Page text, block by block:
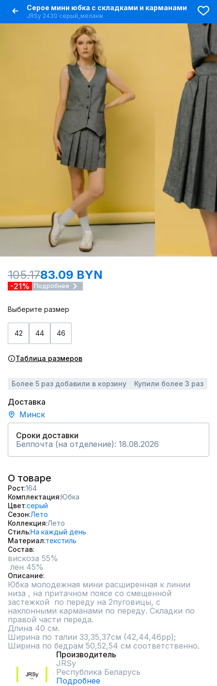
Серое мини юбка с складками и карманами
JRSy 2430 серый_меланж
105.1783.09 BYN
-21% Подробнее
Выберите размер
42 44 46
Таблица размеров
Более 5 раз добавили в корзину Купили более 3 раз
Доставка
Минск
Сроки доставки
Белпочта (на отделение): 18.08.2026
О товаре
Рост 164
Комплектация Юбка
Цвет серый
Сезон Лето
Коллекция Лето
СтильНа каждый день
Материал текстиль
Состав
вискоза 55%
лен 45%
Описание
Юбка молодежная мини расширенная к линии
низа , на притачном поясе со смещенной
застежкой  по переду на 2пуговицы, с
наклонными карманами по переду. Складки по
правой части переда.
Длина 40 см.
Ширина по талии 33,35,37см (42,44,46рр);
Ширина по бедрам 50,52,54 см соответственно.
Производитель
JRSy
Республика Беларусь
Подробнее